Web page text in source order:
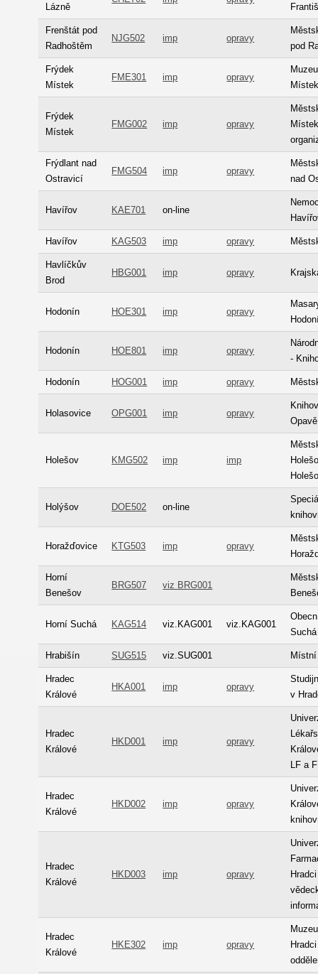
Lázně
Frenštát pod
Radhoštěm
NJG502 imp opravy
pod
Frýdek
Místek
FME301 imp opravy
Frýdek
Místek
FMG002 imp opravy
Frýdlant nad
Ostravicí
FMG504 imp opravy
nad
Havířov KAE701 on-line
Havířov KAG503 imp opravy
Havlíčkův
Brod
HBG001 imp opravy
Hodonín HOE301 imp opravy
Hodonín HOE801 imp opravy
-
Hodonín HOG001 imp opravy
Holasovice OPG001 imp opravy
Opavě
Holešov KMG502 imp imp
Holýšov DOE502 on-line
Horažďovice KTG503 imp opravy
Horní
Benešov
BRG507 viz BRG001
Horní Suchá KAG514 viz.KAG001 viz.KAG001
Suchá
Hrabišín SUG515 viz.SUG001
Hradec
Králové
HKA001 imp opravy
v
Hradec
Králové
HKD001 imp opravy
LF a
Hradec
Králové
HKD002 imp opravy
Hradec
Králové
HKD003 imp opravy
Hradec
Králové
HKE302 imp opravy